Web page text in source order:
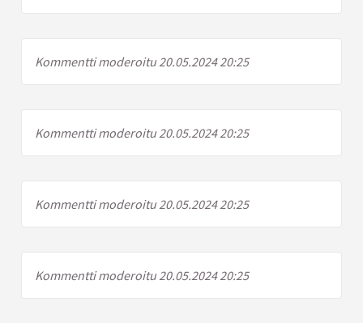
Kommentti moderoitu 20.05.2024 20:25
Kommentti moderoitu 20.05.2024 20:25
Kommentti moderoitu 20.05.2024 20:25
Kommentti moderoitu 20.05.2024 20:25